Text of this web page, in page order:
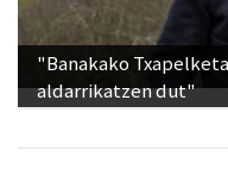
"Banakako
aldarrikatzen dut"